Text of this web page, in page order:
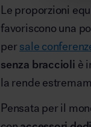
Le proporzioni
favoriscono una
persale
senza braccioli è
la rende
Pensata per il